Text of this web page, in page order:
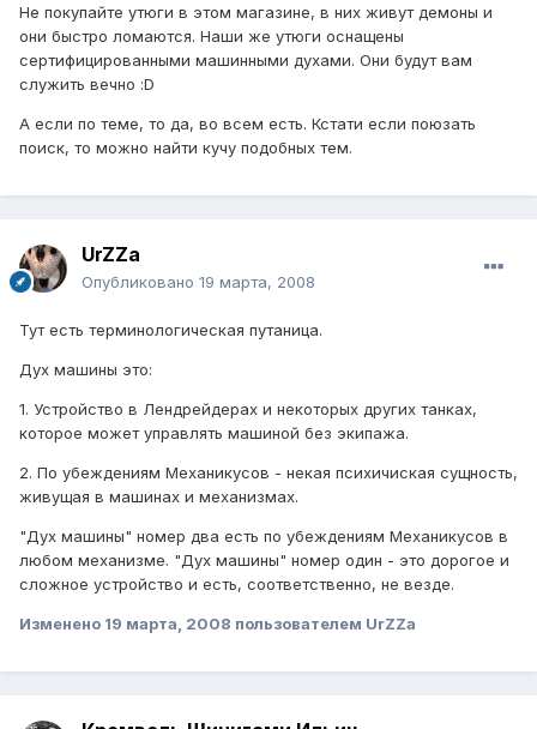
Не покупайте утюги в этом магазине, в них живут демоны и
они быстро ломаются. Наши же утюги оснащены
сертифицированными машинными духами. Они будут вам
служить вечно :D
А если по теме, то да, во всем есть. Кстати если поюзать
поиск, то можно найти кучу подобных тем.
UrZZa
Опубликовано 19 марта, 2008
Тут есть терминологическая путаница.
Дух машины это:
1. Устройство в Лендрейдерах и некоторых других танках,
которое может управлять машиной без экипажа.
2. По убеждениям Механикусов - некая психичиская сущность,
живущая в машинах и механизмах.
"Дух машины" номер два есть по убеждениям Механикусов в
любом механизме. "Дух машины" номер один - это дорогое и
сложное устройство и есть, соответственно, не везде.
Изменено 19 марта, 2008 пользователем UrZZa